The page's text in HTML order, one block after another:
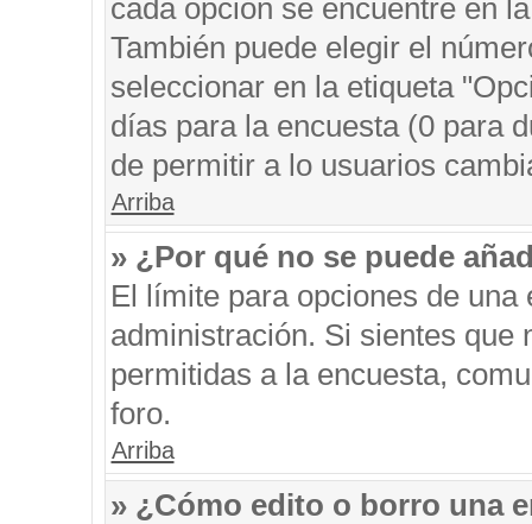
cada opción se encuentre en
También puede elegir el
seleccionar en la etiqueta
días para la encuesta (0 para
de permitir a lo usuarios
Arriba
» ¿Por qué no se puede
El límite para opciones de una
administración. Si sientes que
permitidas a la encuesta,
foro.
Arriba
» ¿Cómo edito o borro una